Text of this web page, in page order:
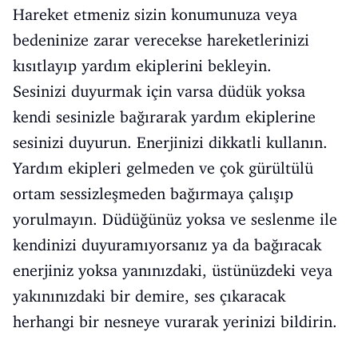
Hareket etmeniz sizin konumunuza veya
bedeninize zarar verecekse hareketlerinizi
kısıtlayıp yardım ekiplerini bekleyin.
Sesinizi duyurmak için varsa düdük yoksa
kendi sesinizle bağırarak yardım ekiplerine
sesinizi duyurun. Enerjinizi dikkatli kullanın.
Yardım ekipleri gelmeden ve çok gürültülü
ortam sessizleşmeden bağırmaya çalışıp
yorulmayın. Düdüğünüz yoksa ve seslenme ile
kendinizi duyuramıyorsanız ya da bağıracak
enerjiniz yoksa yanınızdaki, üstünüzdeki veya
yakınınızdaki bir demire, ses çıkaracak
herhangi bir nesneye vurarak yerinizi bildirin.